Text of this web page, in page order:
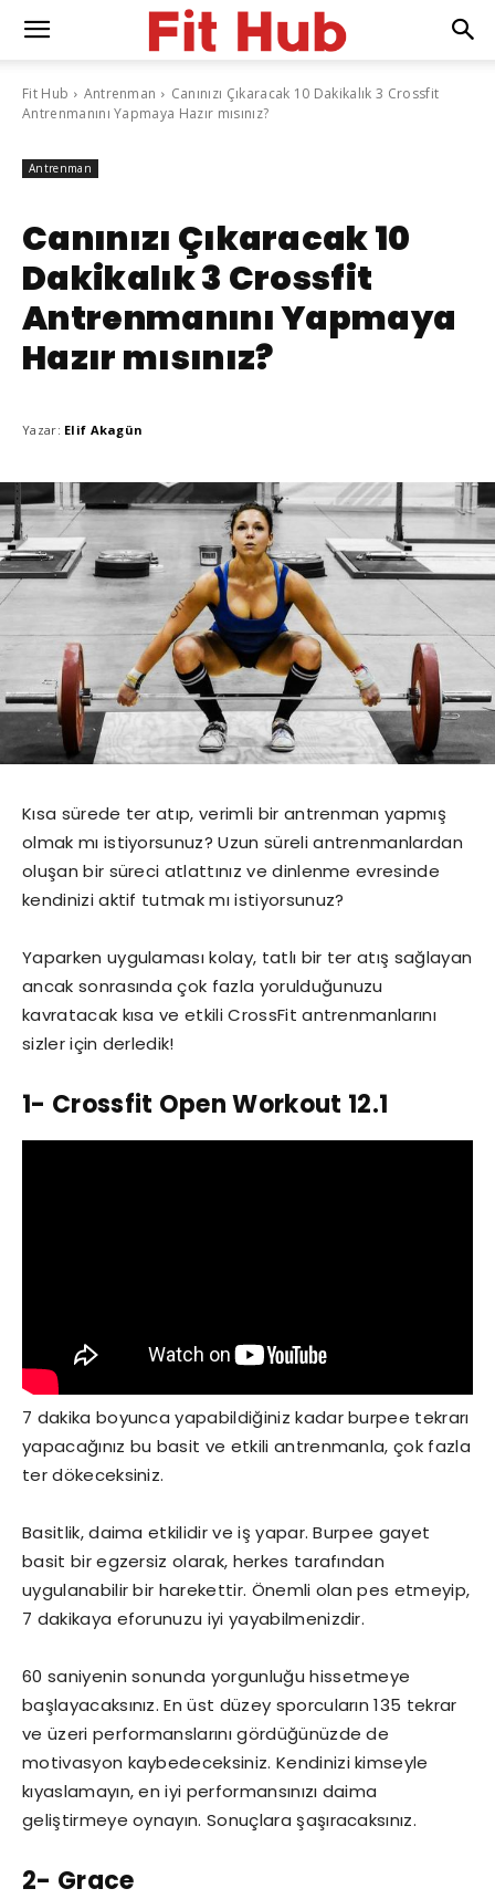
Fit Hub Antrenman
Canınızı Çıkaracak 10 Dakikalık 3 Crossfit
Antrenmanını Yapmaya Hazır mısınız?
Antrenman
Canınızı Çıkaracak 10
Dakikalık 3 Crossfit
Antrenmanını Yapmaya
Hazır mısınız?
Yazar: Elif Akagün
Kısa sürede ter atıp, verimli bir antrenman yapmış
olmak mı istiyorsunuz? Uzun süreli antrenmanlardan
oluşan bir süreci atlattınız ve dinlenme evresinde
kendinizi aktif tutmak mı istiyorsunuz?
Yaparken uygulaması kolay, tatlı bir ter atış sağlayan
ancak sonrasında çok fazla yorulduğunuzu
kavratacak kısa ve etkili CrossFit antrenmanlarını
sizler için derledik!
1- Crossfit Open Workout 12.1
7 dakika boyunca yapabildiğiniz kadar burpee tekrarı
yapacağınız bu basit ve etkili antrenmanla, çok fazla
ter dökeceksiniz.
Basitlik, daima etkilidir ve iş yapar. Burpee gayet
basit bir egzersiz olarak, herkes tarafından
uygulanabilir bir harekettir. Önemli olan pes etmeyip,
7 dakikaya eforunuzu iyi yayabilmenizdir.
60 saniyenin sonunda yorgunluğu hissetmeye
başlayacaksınız. En üst düzey sporcuların 135 tekrar
ve üzeri performanslarını gördüğünüzde de
motivasyon kaybedeceksiniz. Kendinizi kimseyle
kıyaslamayın, en iyi performansınızı daima
geliştirmeye oynayın. Sonuçlara şaşıracaksınız.
2- Grace